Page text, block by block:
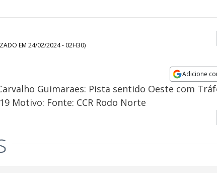
EM 24/02/2024 - 02H30)
Adicione
Opens in
Guimaraes: Pista sentido Oeste com
Motivo: Fonte: CCR Rodo Norte